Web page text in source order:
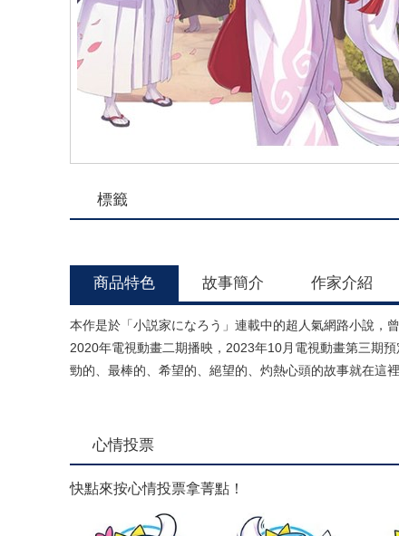
標籤
商品特色 故事簡介 作家介紹
本作是於「小説家になろう」連載中的超人氣網路小說，
2020年電視動畫二期播映，2023年10月電視動畫第三期
勁的、最棒的、希望的、絕望的、灼熱心頭的故事就在這
心情投票
快點來按心情投票拿菁點！